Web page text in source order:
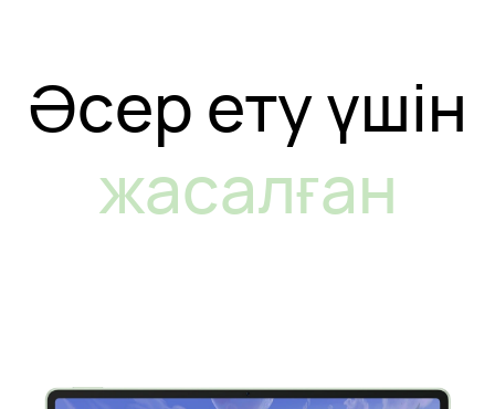
Әсер ету үшін
жасалған